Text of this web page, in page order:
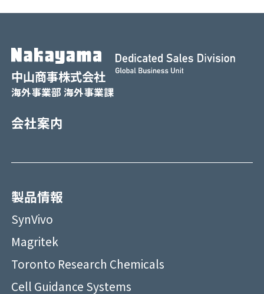
中山商事株式会社
海外事業部 海外事業課
会社案内
製品情報
SynVivo
Magritek
Toronto Research Chemicals
Cell Guidance Systems